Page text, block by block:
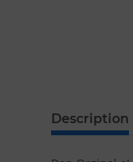
Description